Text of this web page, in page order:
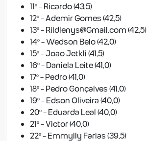
11º - Ricardo (43,5)
12º - Ademir Gomes (42,5)
13º -Rildlenys@Gmail.com(42,5)
14º - Wedson Belo (42,0)
15º - Joao Jetkli (41,5)
16º - Daniela Leite (41,0)
17º - Pedro (41,0)
18º - Pedro Gonçalves (41,0)
19º - Edson Oliveira (40,0)
20º - Eduarda Leal (40,0)
21º - Victor (40,0)
22º - Emmylly Farias (39,5)